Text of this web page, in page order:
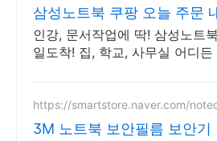
삼성노트북 쿠팡 오늘 주문
인강, 문서작업에 딱! 삼성노트
일도착! 집, 학교, 사무실 어디든
https://smartstore.naver.com/
3M 노트북 보안필름 보안기